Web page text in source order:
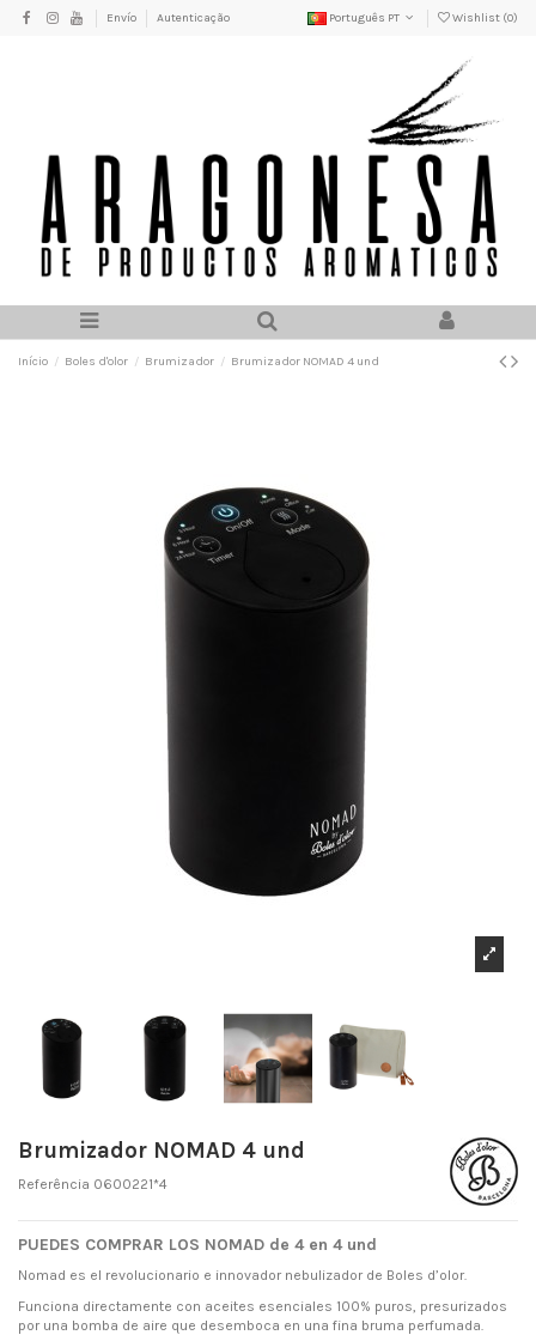
Envío Autenticação Português PT Wishlist (0)
Início Boles d'olor Brumizador Brumizador NOMAD 4 und
Brumizador NOMAD 4 und
Referência 0600221*4
PUEDES COMPRAR LOS NOMAD de 4 en 4 und
Nomad es el revolucionario e innovador nebulizador de Boles d’olor.
Funciona directamente con aceites esenciales 100% puros, presurizados
por una bomba de aire que desemboca en una fina bruma perfumada.